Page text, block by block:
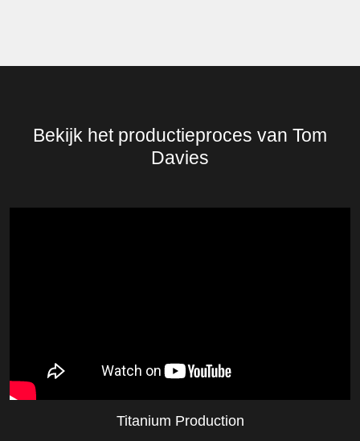
Bekijk het productieproces van Tom
Davies
Titanium Production